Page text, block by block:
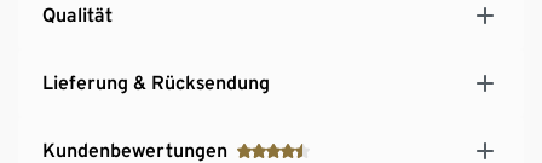
Qualität
Lieferung & Rücksendung
Kundenbewertungen